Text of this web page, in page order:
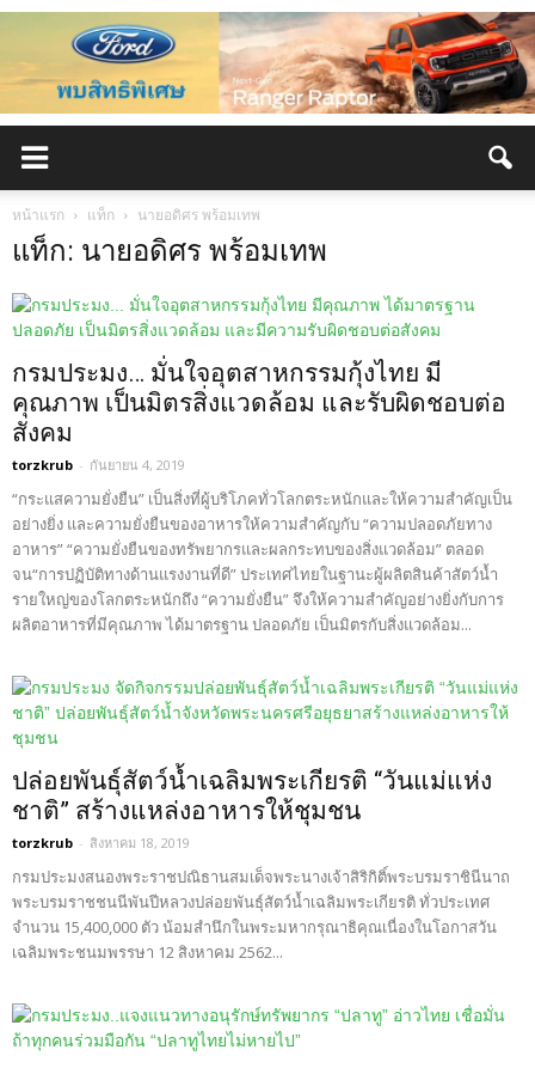
หน้าแรก แท็ก นายอดิศร พร้อมเทพ
แท็ก: นายอดิศร พร้อมเทพ
กรมประมง… มั่นใจอุตสาหกรรมกุ้งไทย มี
คุณภาพ เป็นมิตรสิ่งแวดล้อม และรับผิดชอบต่อ
สังคม
torzkrub - กันยายน 4, 2019
“กระแสความยั่งยืน” เป็นสิ่งที่ผู้บริโภคทั่วโลกตระหนักและให้ความสำคัญเป็น
อย่างยิ่ง และความยั่งยืนของอาหารให้ความสำคัญกับ “ความปลอดภัยทาง
อาหาร” “ความยั่งยืนของทรัพยากรและผลกระทบของสิ่งแวดล้อม” ตลอด
จน“การปฏิบัติทางด้านแรงงานที่ดี” ประเทศไทยในฐานะผู้ผลิตสินค้าสัตว์น้ำ
รายใหญ่ของโลกตระหนักถึง “ความยั่งยืน” จึงให้ความสำคัญอย่างยิ่งกับการ
ผลิตอาหารที่มีคุณภาพ ได้มาตรฐาน ปลอดภัย เป็นมิตรกับสิ่งแวดล้อม...
ปล่อยพันธุ์สัตว์น้ำเฉลิมพระเกียรติ “วันแม่แห่ง
ชาติ” สร้างแหล่งอาหารให้ชุมชน
torzkrub - สิงหาคม 18, 2019
กรมประมงสนองพระราชปณิธานสมเด็จพระนางเจ้าสิริกิติ์พระบรมราชินีนาถ
พระบรมราชชนนีพันปีหลวงปล่อยพันธุ์สัตว์น้ำเฉลิมพระเกียรติ ทั่วประเทศ
จำนวน 15,400,000 ตัว น้อมสำนึกในพระมหากรุณาธิคุณเนื่องในโอกาสวัน
เฉลิมพระชนมพรรษา 12 สิงหาคม 2562...